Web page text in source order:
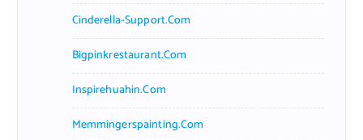
Cinderella-Support.com
Bigpinkrestaurant.com
Inspirehuahin.com
Memmingerspainting.com